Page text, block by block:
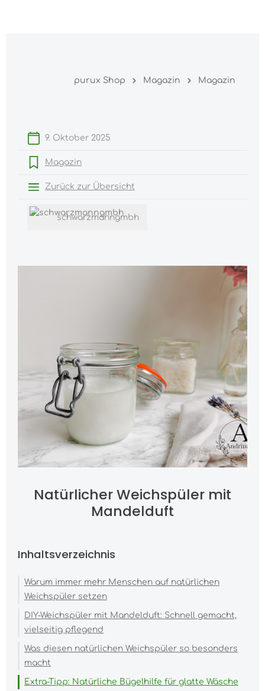
purux Shop Magazin Magazin
9. Oktober 2025
Magazin
Zurück zur Übersicht
schwarzmanngmbh
Natürlicher Weichspüler mit
Mandelduft
Inhaltsverzeichnis
Warum immer mehr Menschen auf natürlichen
Weichspüler setzen
DIY-Weichspüler mit Mandelduft: Schnell gemacht,
vielseitig pflegend
Was diesen natürlichen Weichspüler so besonders
macht
Extra-Tipp: Natürliche Bügelhilfe für glatte Wäsche